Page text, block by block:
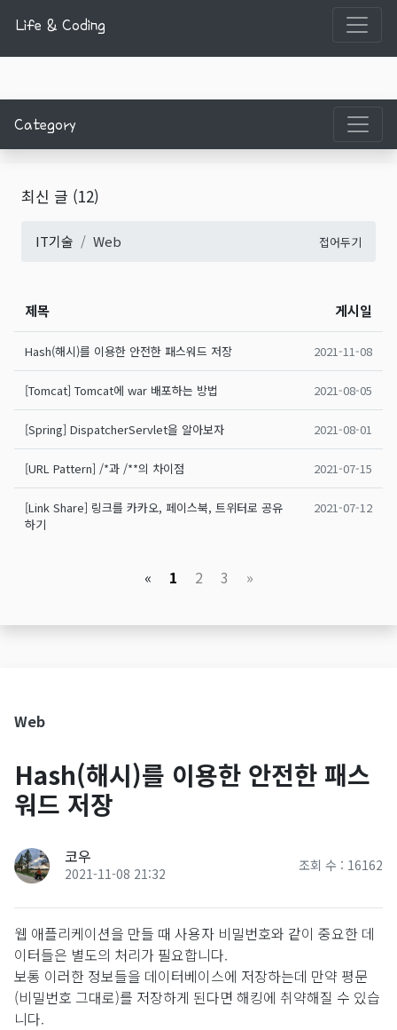
Life & Coding
Category
최신 글 (12)
IT기술 Web 접어두기
제목 게시일
Hash(해시)를 이용한 안전한 패스워드 저장 2021-11-08
[Tomcat] Tomcat에 war 배포하는 방법 2021-08-05
[Spring] DispatcherServlet을 알아보자 2021-08-01
[URL Pattern] /*과 /**의 차이점 2021-07-15
[Link Share] 링크를 카카오, 페이스북, 트위터로 공유
하기
2021-07-12
« 1 2 3 »
Web
Hash(해시)를 이용한 안전한 패스
워드 저장
코우
2021-11-08 21:32 조회 수 : 16162
웹 애플리케이션을 만들 때 사용자 비밀번호와 같이 중요한 데
이터들은 별도의 처리가 필요합니다.
보통 이러한 정보들을 데이터베이스에 저장하는데 만약 평문
(비밀번호 그대로)를 저장하게 된다면 해킹에 취약해질 수 있습
니다.